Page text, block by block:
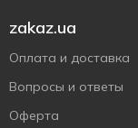
zakaz.ua
Оплата и доставка
Вопросы и ответы
Оферта